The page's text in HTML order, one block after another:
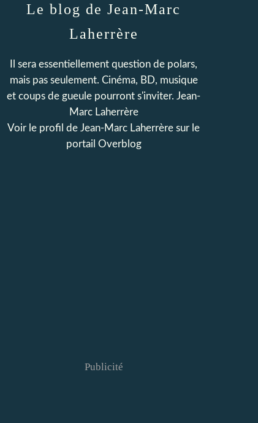
Le blog de Jean-Marc
Laherrère
Il sera essentiellement question de polars,
mais pas seulement. Cinéma, BD, musique
et coups de gueule pourront s'inviter. Jean-
Marc Laherrère
Voir le profil de Jean-Marc Laherrère sur le
portail Overblog
Publicité